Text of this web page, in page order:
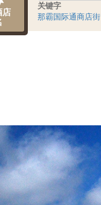
店
关键字
那霸国际通商店街